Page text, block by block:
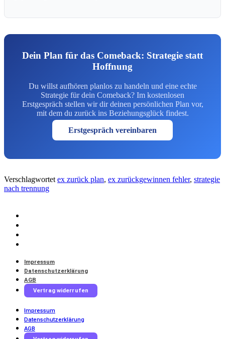
Dein Plan für das Comeback: Strategie statt
Hoffnung
Du willst aufhören planlos zu handeln und eine echte
Strategie für dein Comeback? Im kostenlosen
Erstgespräch stellen wir dir deinen persönlichen Plan vor,
mit dem du zurück ins Beziehungsglück findest.
Erstgespräch vereinbaren
Verschlagwortet ex zurück plan, ex zurückgewinnen fehler, strategie
nach trennung
Impressum
Datenschutzerklärung
AGB
Vertrag widerrufen
Impressum
Datenschutzerklärung
AGB